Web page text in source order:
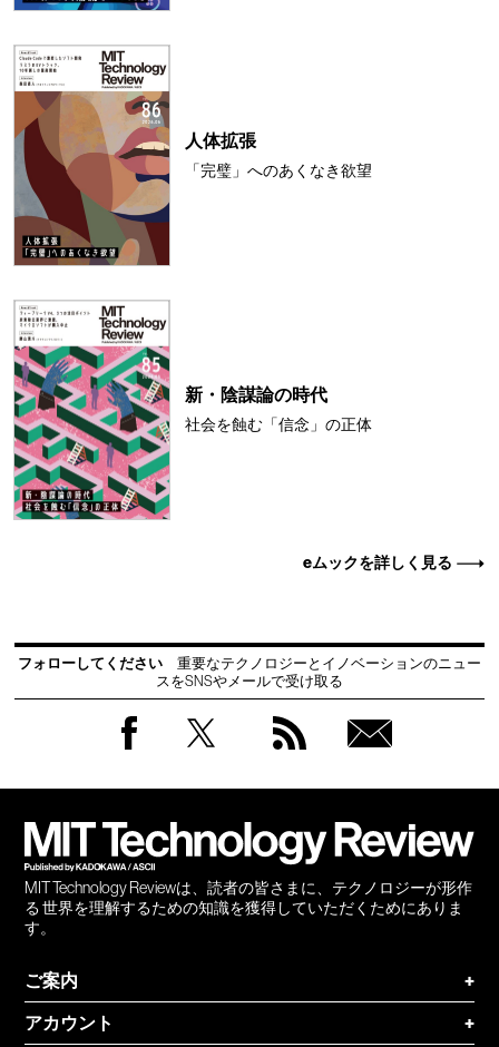
人体拡張
「完璧」へのあくなき欲望
新・陰謀論の時代
社会を蝕む「信念」の正体
eムックを詳しく見る
フォローしてください
重要なテクノロジーとイノベーションのニュー
スをSNSやメールで受け取る
MIT Technology Reviewは、読者の皆さまに、テクノロジーが形作
る 世界を理解するための知識を獲得していただくためにありま
す。
ご案内
+
アカウント
+